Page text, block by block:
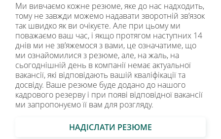
Ми вивчаємо кожне резюме, яке до нас надходить,
тому не завжди можемо надавати зворотній зв’язок
так швидко як ви очікуєте. Але при цьому ми
поважаємо ваш час, і якщо протягом наступних 14
днів ми не зв’яжемося з вами, це означатиме, що
ми ознайомилися з резюме, але, на жаль, на
сьогоднішній день в компанії немає актуальної
вакансії, які відповідають вашій кваліфікації та
досвіду. Ваше резюме буде додано до нашого
кадрового резерву і при появі відповідної вакансії
ми запропонуємо її вам для розгляду.
НАДІСЛАТИ РЕЗЮМЕ